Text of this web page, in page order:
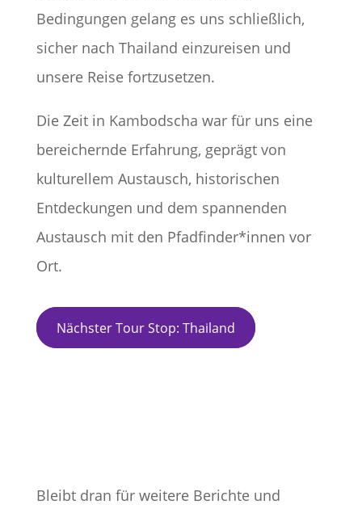
Bedingungen gelang es uns schließlich,
sicher nach Thailand einzureisen und
unsere Reise fortzusetzen.​
Die Zeit in Kambodscha war für uns eine
bereichernde Erfahrung, geprägt von
kulturellem Austausch, historischen
Entdeckungen und dem spannenden
Austausch mit den Pfadfinder*innen vor
Ort.​
Nächster Tour Stop: Thailand
Bleibt dran für weitere Berichte und